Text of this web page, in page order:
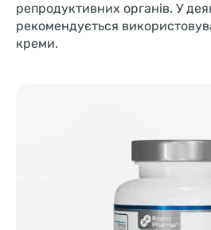
репродуктивних органів. У
рекомендується
креми.